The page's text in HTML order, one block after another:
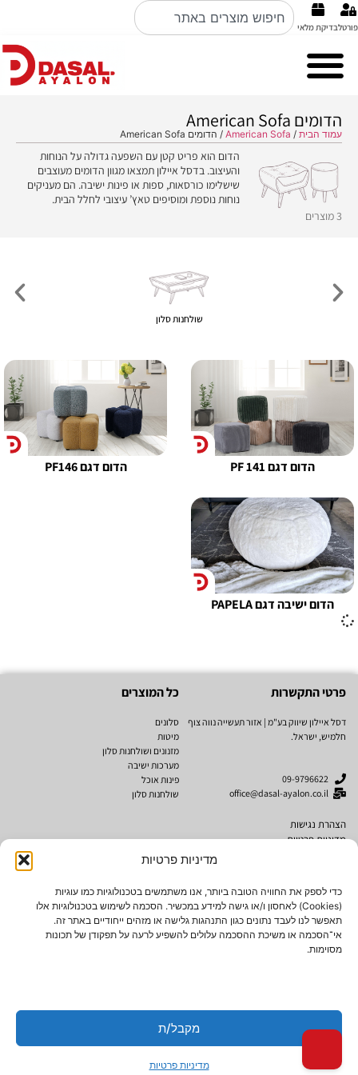
מדיניות פרטיות
כדי לספק את החוויה הטובה ביותר, אנו משתמשים בטכנולוגיות כמו עוגיות
(Cookies) לאחסון ו/או גישה למידע במכשיר. הסכמה לשימוש בטכנולוגיות אלו
תאפשר לנו לעבד נתונים כגון התנהגות גלישה או מזהים ייחודיים באתר זה.
אי־הסכמה או משיכת ההסכמה עלולים להשפיע לרעה על תפקודן של תכונות
מסוימות.
מקבל/ת
מדיניות פרטיות
פורטלבדיקת מלאי
הדומים American Sofa
עמוד הבית /
American Sofa / הדומים American Sofa
3 מוצרים
הדום הוא פריט קטן עם השפעה גדולה על הנוחות
והעיצוב. בדסל איילון תמצאו מגוון הדומים מעוצבים
שישלימו כורסאות, ספות או פינות ישיבה. הם מעניקים
נוחות נוספת ומוסיפים טאץ’ עיצובי לחלל הבית.
שולחנות סלון
הדום דגם PF 141 הדום דגם PF146
הדום ישיבה דגם PAPELA
פרטי התקשרות
דסל איילון שיווק בע"מ | אזור תעשייה נווה צוף
חלמיש, ישראל.
09-9796622
office@dasal-ayalon.co.il
הצהרת נגישות
מדיניות פרטיות
כל המוצרים
סלונים
מיטות
מזנונים ושולחנות סלון
מערכות ישיבה
פינות אוכל
שולחנות סלון
Cubo Rosso
AMERICAN SOFA
2024© כל הזכויות שמורות לרהיטי דסל איילון שיווק בע"מ. אין להעתיק ו/או לשכפל ו/או
לצלם תוכן מאתר זה ללא קבלת אישור בכתב.